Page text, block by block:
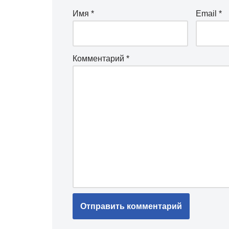
Имя * Email*
Комментарий *